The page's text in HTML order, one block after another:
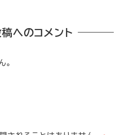
へのコメント
。